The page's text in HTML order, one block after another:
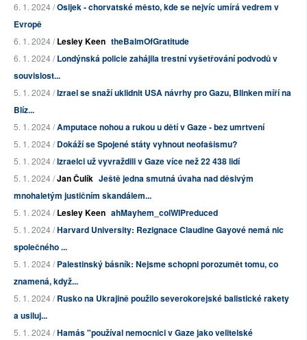
6. 1. 2024 /Osijek - chorvatské město, kde se nejvíc umírá vedrem v
Evropě
6. 1. 2024 /Lesley Keen theBalmOfGratitude
6. 1. 2024 /Londýnská policie zahájila trestní vyšetřování podvodů v
souvislost...
5. 1. 2024 /Izrael se snaží uklidnit USA návrhy pro Gazu, Blinken míří na
Blíz...
5. 1. 2024 /Amputace nohou a rukou u dětí v Gaze - bez umrtvení
5. 1. 2024 /Dokáží se Spojené státy vyhnout neofašismu?
5. 1. 2024 /Izraelci už vyvraždili v Gaze více než 22 438 lidí
5. 1. 2024 /Jan Čulík Ještě jedna smutná úvaha nad děsivým
mnohaletým justičním skandálem...
5. 1. 2024 /Lesley Keen ahMayhem_colWIPreduced
5. 1. 2024 /Harvard University: Rezignace Claudine Gayové nemá nic
společného ...
5. 1. 2024 /Palestinský básník: Nejsme schopni porozumět tomu, co
znamená, když...
5. 1. 2024 /Rusko na Ukrajině použilo severokorejské balistické rakety
a usiluj...
5. 1. 2024 /Hamás "používal nemocnici v Gaze jako velitelské